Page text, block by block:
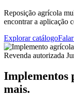
Reposição agrícola
encontrar a aplicação
Explorar catálogo
Revenda autorizada
Implementos
mais.